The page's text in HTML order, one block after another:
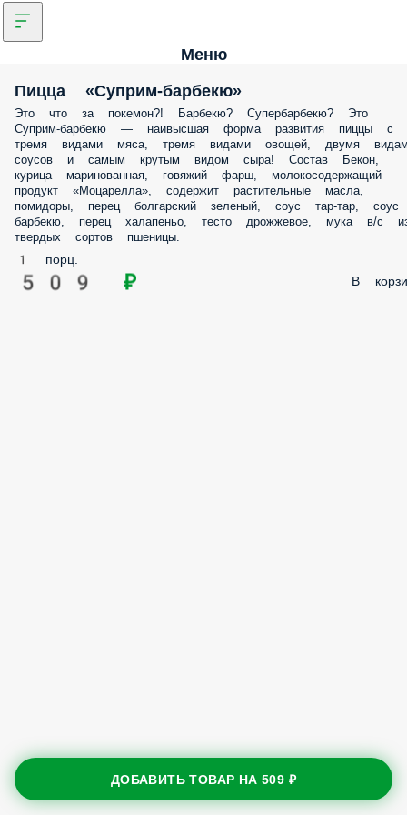
Меню
Пицца «Суприм-барбекю»
Это что за покемон?! Барбекю? Супербарбекю? Это
Суприм-барбекю — наивысшая форма развития пиццы с
тремя видами мяса, тремя видами овощей, двумя
соусов и самым крутым видом сыра! Состав Бекон,
курица маринованная, говяжий фарш, молокосодержащий
продукт «Моцарелла», содержит растительные масла,
помидоры, перец болгарский зеленый, соус тар-тар, соус
барбекю, перец халапеньо, тесто дрожжевое, мука в/с
твердых сортов пшеницы.
1 порц.
509 ₽ В
ДОБАВИТЬ ТОВАР НА509 ₽